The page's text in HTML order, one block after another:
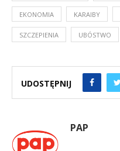
EKONOMIA KARAIBY
SZCZEPIENIA UBÓSTWO
UDOSTĘPNIJ
PAP